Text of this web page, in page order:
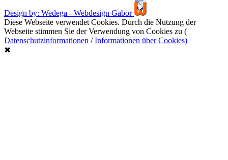
Design by: Wedega - Webdesign Gabor
Diese Webseite verwendet Cookies. Durch die Nutzung der
Webseite stimmen Sie der Verwendung von Cookies zu (
Datenschutzinformationen /Informationen über Cookies)
✖